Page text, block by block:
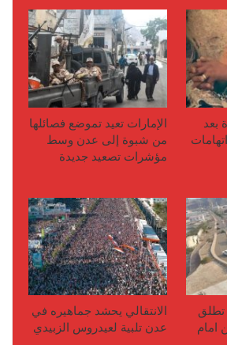
بعد
الإمارات تعيد تموضع فصائلها
من شبوة إلى عدن وسط
مؤشرات تصعيد جديدة
تطلق
امام
الانتقالي يحشد جماهيره في
عدن تلبية لعيدروس الزبيدي